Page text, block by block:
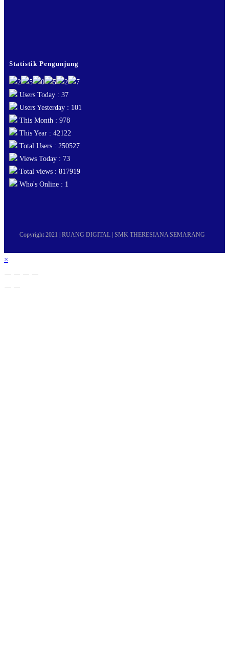
Statistik Pengunjung
Users Today : 37
Users Yesterday : 101
This Month : 978
This Year : 42122
Total Users : 250527
Views Today : 73
Total views : 817919
Who's Online : 1
Copyright 2021 | RUANG DIGITAL | SMK THERESIANA SEMARANG
×